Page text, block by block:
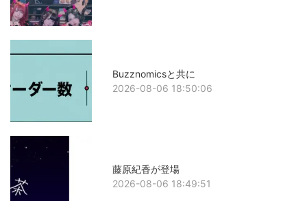
Buzznomicsと共に
2026-08-06 18:50:06
藤原紀香が登場
2026-08-06 18:49:51